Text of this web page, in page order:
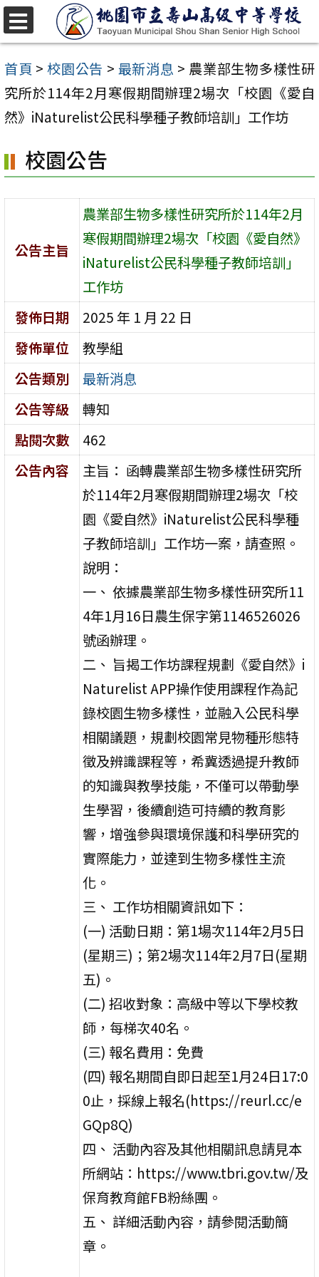
跳
至
主
要
內
區
首頁 > 校園公告 > 最新消息 > 農業部生物多樣性研
究所於114年2月寒假期間辦理2場次「校園《愛自
然》iNaturelist公民科學種子教師培訓」工作坊
校園公告
公告主旨
農業部生物多樣性研究所於114年2月
寒假期間辦理2場次「校園《愛自然》
iNaturelist公民科學種子教師培訓」
工作坊
發佈日期
2025 年 1 月 22 日
發佈單位
教學組
公告類別
最新消息
公告等級
轉知
點閱次數
462
公告內容
主旨： 函轉農業部生物多樣性研究所
於114年2月寒假期間辦理2場次「校
園《愛自然》iNaturelist公民科學種
子教師培訓」工作坊一案，請查照。
說明：
一、 依據農業部生物多樣性研究所11
4年1月16日農生保字第1146526026
號函辦理。
二、 旨揭工作坊課程規劃《愛自然》i
Naturelist APP操作使用課程作為記
錄校園生物多樣性，並融入公民科學
相關議題，規劃校園常見物種形態特
徵及辨識課程等，希冀透過提升教師
的知識與教學技能，不僅可以帶動學
生學習，後續創造可持續的教育影
響，增強參與環境保護和科學研究的
實際能力，並達到生物多樣性主流
化。
三、 工作坊相關資訊如下：
(一) 活動日期：第1場次114年2月5日
(星期三)；第2場次114年2月7日(星期
五)。
(二) 招收對象：高級中等以下學校教
師，每梯次40名。
(三) 報名費用：免費
(四) 報名期間自即日起至1月24日17:0
0止，採線上報名(https://reurl.cc/e
GQp8Q)
四、 活動內容及其他相關訊息請見本
所網站：https://www.tbri.gov.tw/及
保育教育館FB粉絲團。
五、 詳細活動內容，請參閱活動簡
章。
選
單